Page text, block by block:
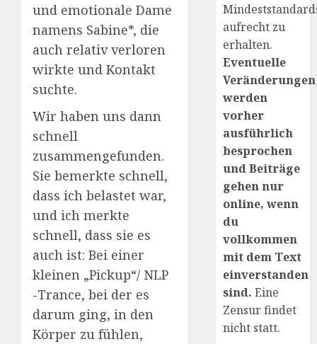
und emotionale Dame
namens Sabine*, die
auch relativ verloren
wirkte und Kontakt
suchte.
Wir haben uns dann
schnell
zusammengefunden.
Sie bemerkte schnell,
dass ich belastet war,
und ich merkte
schnell, dass sie es
auch ist: Bei einer
kleinen „Pickup“/ NLP
-Trance, bei der es
darum ging, in den
Körper zu fühlen,
aufrecht zu
erhalten.
Eventuelle
Veränderungen
werden
vorher
ausführlich
besprochen
und Beiträge
gehen nur
online, wenn
du
vollkommen
mit dem Text
einverstanden
sind. Eine
Zensur findet
nicht statt.